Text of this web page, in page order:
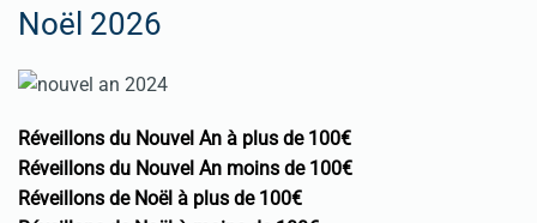
Noël 2026
Réveillons du Nouvel An à plus de 100€
Réveillons du Nouvel An moins de 100€
Réveillons de Noël à plus de 100€